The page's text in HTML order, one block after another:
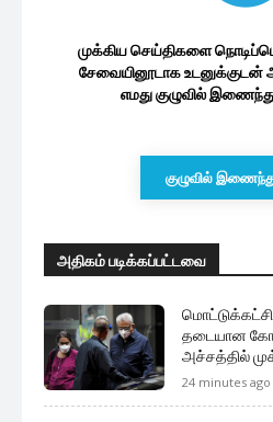
முக்கிய செய்திகளை
சேவையினூடாக
எமது குழுவில்
குழுவில்
அதிகம் படிக்கப்பட்டவை
தடையான
அச்சத்தில்
24 minutes ago